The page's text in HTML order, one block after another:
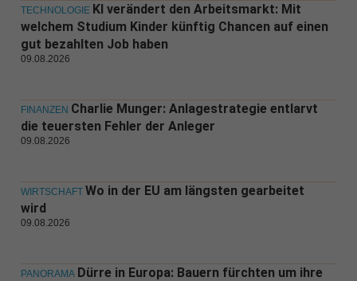
TECHNOLOGIE KI verändert den Arbeitsmarkt: Mit
welchem Studium Kinder künftig Chancen auf einen
gut bezahlten Job haben
09.08.2026
FINANZEN Charlie Munger: Anlagestrategie entlarvt
die teuersten Fehler der Anleger
09.08.2026
WIRTSCHAFT Wo in der EU am längsten gearbeitet
wird
09.08.2026
PANORAMA Dürre in Europa: Bauern fürchten um ihre